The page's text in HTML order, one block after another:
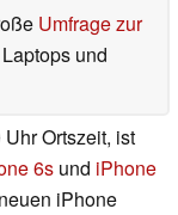
Umfrage zur
und
Ortszeit, ist
6s und iPhone
iPhone